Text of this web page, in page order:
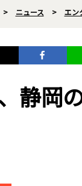
> ニュース > エン
静岡